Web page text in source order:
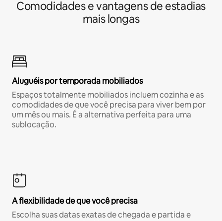
Comodidades e vantagens de estadias
mais longas
Aluguéis por temporada mobiliados
Espaços totalmente mobiliados incluem cozinha e as
comodidades de que você precisa para viver bem por
um mês ou mais. É a alternativa perfeita para uma
sublocação.
A flexibilidade de que você precisa
Escolha suas datas exatas de chegada e partida e